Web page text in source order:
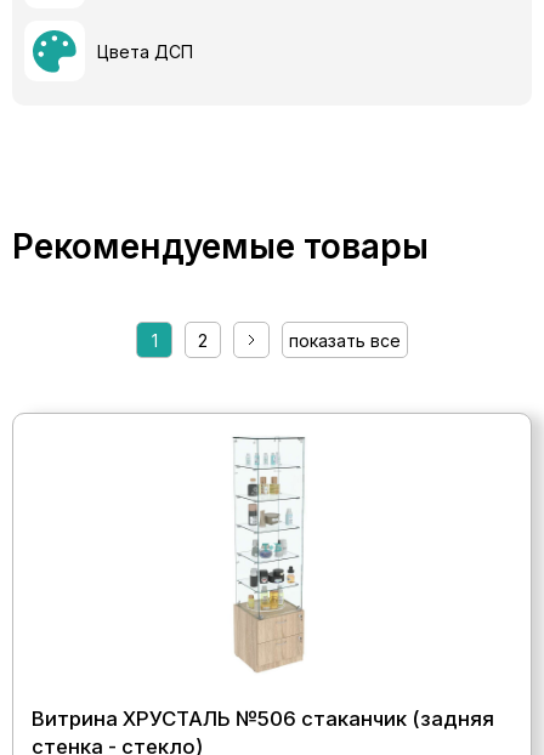
Цвета ДСП
Рекомендуемые товары
1 2 показать все
Витрина ХРУСТАЛЬ №506 стаканчик (задняя
стенка - стекло)